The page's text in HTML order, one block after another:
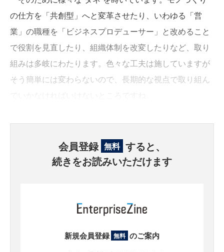
の仕方を「共創型」へと変革させたり、いわゆる「営
業」の職種を「ビジネスプロデューサー」と改めること
で役割を見直したり、組織体制を改変したりなど、取り
組みは多岐にわたります。色々な工夫は施していますが
そう簡単には変わらないので、長期的な視点で取り組ん
会員登録 無料 すると、
続きをお読みいただけます
新規会員登録 無料 のご案内